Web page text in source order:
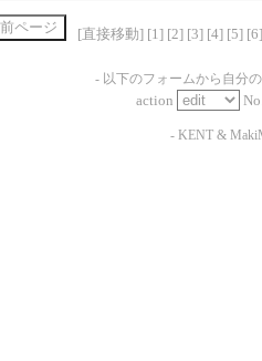
[直接移動] [1 ] [2] [3] [4] [5] [6
- 以下のフォームから自分
action
- KENT&